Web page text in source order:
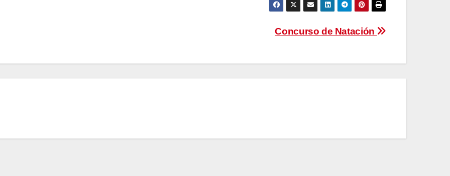
Concurso de Natación